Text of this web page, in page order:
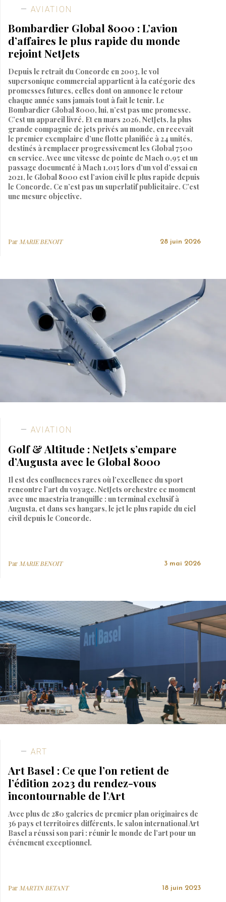
AVIATION
Bombardier Global 8000 : L’avion
d’affaires le plus rapide du monde
rejoint NetJets
Depuis le retrait du Concorde en 2003, le vol
supersonique commercial appartient à la catégorie des
promesses futures, celles dont on annonce le retour
chaque année sans jamais tout à fait le tenir. Le
Bombardier Global 8000, lui, n’est pas une promesse.
C’est un appareil livré. Et en mars 2026, NetJets, la plus
grande compagnie de jets privés au monde, en recevait
le premier exemplaire d’une flotte planifiée à 24 unités,
destinés à remplacer progressivement les Global 7500
en service. Avec une vitesse de pointe de Mach 0,95 et un
passage documenté à Mach 1,015 lors d’un vol d’essai en
2021, le Global 8000 est l’avion civil le plus rapide depuis
le Concorde. Ce n’est pas un superlatif publicitaire. C’est
une mesure objective.
ParMARIE BENOIT 28 juin 2026
AVIATION
Golf & Altitude : NetJets s’empare
d’Augusta avec le Global 8000
Il est des confluences rares où l’excellence du sport
rencontre l’art du voyage. NetJets orchestre ce moment
avec une maestria tranquille : un terminal exclusif à
Augusta, et dans ses hangars, le jet le plus rapide du ciel
civil depuis le Concorde.
Par MARIE BENOIT 3 mai 2026
ART
Art Basel : Ce que l’on retient de
l’édition 2023 du rendez-vous
incontournable de l’Art
Avec plus de 280 galeries de premier plan originaires de
36 pays et territoires différents, le salon international Art
Basel a réussi son pari : réunir le monde de l’art pour un
événement exceptionnel.
ParMARTIN BETANT 18 juin 2023